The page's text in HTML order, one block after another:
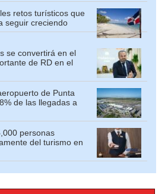
retos turísticos que
seguir creciendo
se convertirá en el
de RD en el
de Punta
de las llegadas a
personas
del turismo en